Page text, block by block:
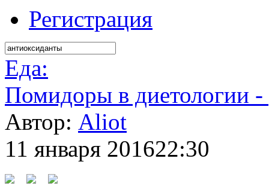
Регистрация
Еда:
Помидоры в диетологии -
Автор: Aliot
11 января 201622:30